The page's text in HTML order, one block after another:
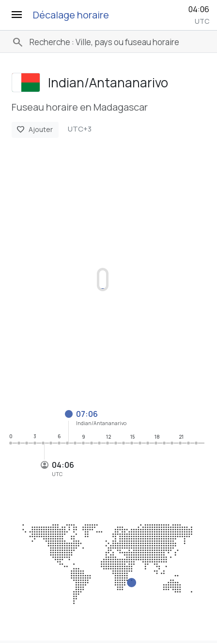
menu Décalage horaire 04:06
UTC
search
Indian/­Antananarivo
Fuseau horaire en Madagascar
favorite Ajouter UTC+3
04:06
UTC
07:06
Indian/Antananarivo
0
3 6 9 12 15 18 21